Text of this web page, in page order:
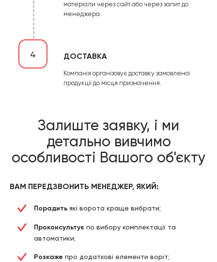
матеріали через сайт або через запит до
менеджера.
4 ДОСТАВКА
Компанія організовує доставку замовленої
продукції до місця призначення.
Залиште заявку, і ми
детально вивчимо
особливості Вашого об'єкту
ВАМ ПЕРЕДЗВОНИТЬ МЕНЕДЖЕР, ЯКИЙ:
Порадить які ворота краще вибрати;
Проконсультує по вибору комплектації та
автоматики;
Розкаже про додаткові елементи воріт;